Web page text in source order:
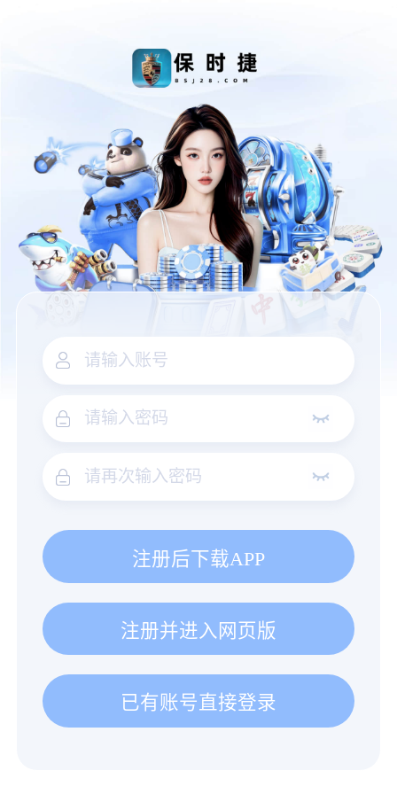
注册后下载APP
注册并进入网页版
已有账号直接登录